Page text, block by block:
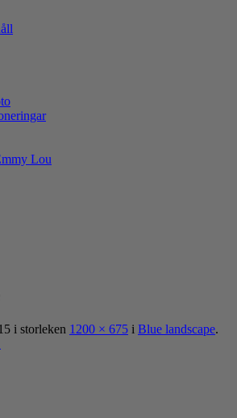
av Christer Lövgren
Lou
i storleken 1200 × 675 i Blue landscape.